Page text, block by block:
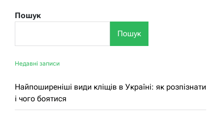
Пошук
Пошук
Недавні записи
Найпоширеніші види кліщів в Україні: як розпізнати
і чого боятися